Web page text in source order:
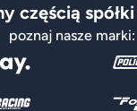
częścią
poznaj nasze marki: